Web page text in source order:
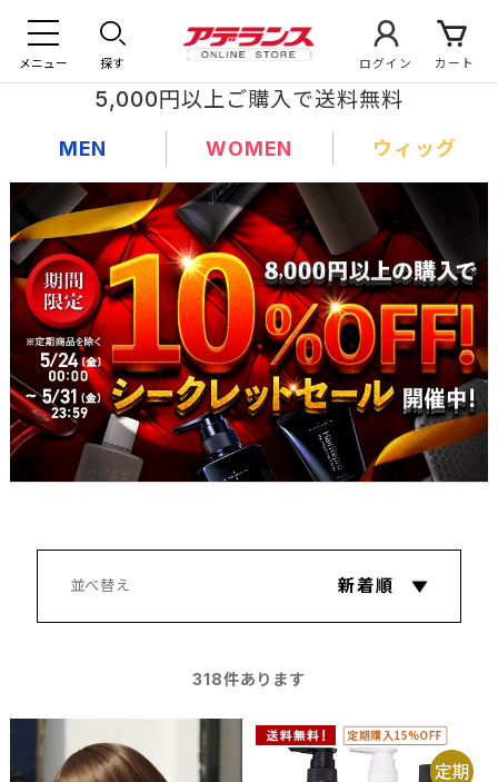
メニュー 探す ログイン カート
5,000円以上ご購入で送料無料
MEN WOMEN ウィッグ
318件あります